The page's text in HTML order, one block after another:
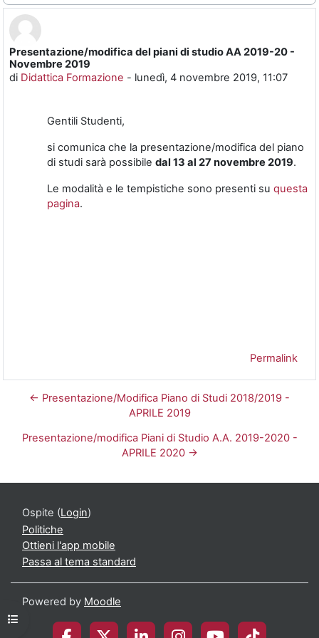
Apri indice del corso
Presentazione/modifica del piani di studio AA 2019-20 -
Novembre 2019
di Didattica Formazione - lunedì, 4 novembre 2019, 11:07
Numero di risposte: 0
Gentili Studenti,
si comunica che la presentazione/modifica del piano
di studi sarà possibile dal 13 al 27 novembre 2019.
Le modalità e le tempistiche sono presenti su questa
pagina.
Permalink
← Presentazione/Modifica Piano di Studi 2018/2019 -
APRILE 2019
Presentazione/modifica Piani di Studio A.A. 2019-2020 -
APRILE 2020 →
Ospite (Login)
Politiche
Ottieni l'app mobile
Passa al tema standard
Powered by Moodle